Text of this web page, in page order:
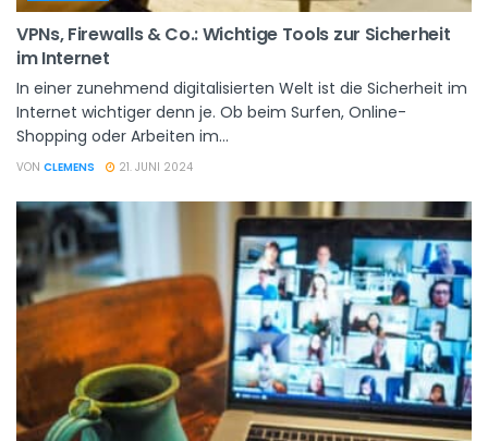
VPNs, Firewalls & Co.: Wichtige Tools zur Sicherheit
im Internet
In einer zunehmend digitalisierten Welt ist die Sicherheit im
Internet wichtiger denn je. Ob beim Surfen, Online-
Shopping oder Arbeiten im...
VON CLEMENS 21. JUNI 2024